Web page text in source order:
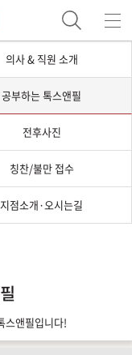
의사 & 직원 소개
공부하는 톡스앤필
전후사진
칭찬/불만 접수
지점소개·오시는길
스앤필입니다!